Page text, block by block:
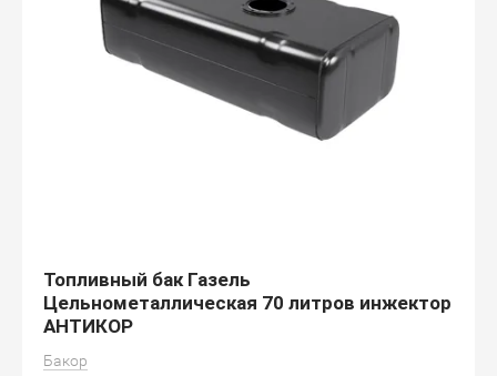
Топливный бак Газель
Цельнометаллическая 70 литров инжектор
АНТИКОР
Бакор